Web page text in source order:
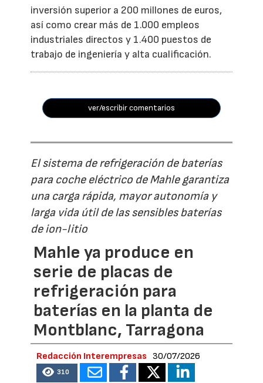
inversión superior a 200 millones de euros,
así como crear más de 1.000 empleos
industriales directos y 1.400 puestos de
trabajo de ingeniería y alta cualificación.
ver/escribir comentarios
El sistema de refrigeración de baterías
para coche eléctrico de Mahle garantiza
una carga rápida, mayor autonomía y
larga vida útil de las sensibles baterías
de ion-litio
Mahle ya produce en
serie de placas de
refrigeración para
baterías en la planta de
Montblanc, Tarragona
Redacción Interempresas 30/07/2026
310